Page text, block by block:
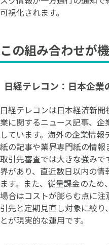
可視化されます。
この組み合わせが
日経テレコン：日本企業
日経テレコンは日本経済新
業に関するニュース記事、
しています。海外の企業情
紙の記事や業界専門紙の情
取引先審査では大きな強み
界があり、直近数日以内の
ます。また、従量課金のた
場合はコストが膨らむ点に
引先と定期見直し対象に絞
とが現実的な運用です。